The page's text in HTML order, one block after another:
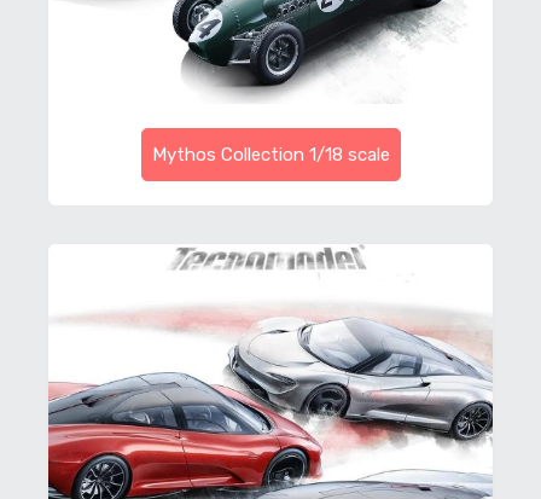
Mythos Collection 1/18 scale